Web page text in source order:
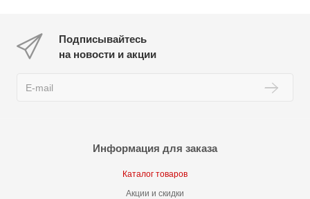
Подписывайтесь
на новости и акции
Информация для заказа
Каталог товаров
Акции и скидки